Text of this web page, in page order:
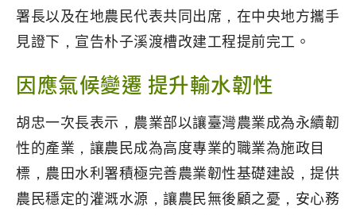
署長以及在地農民代表共同出席，在中央地方攜手
見證下，宣告朴子溪渡槽改建工程提前完工。
因應氣候變遷 提升輸水韌性
胡忠一次長表示，農業部以讓臺灣農業成為永續韌
性的產業，讓農民成為高度專業的職業為施政目
標，農田水利署積極完善農業韌性基礎建設，提供
農民穩定的灌溉水源，讓農民無後顧之憂，安心務